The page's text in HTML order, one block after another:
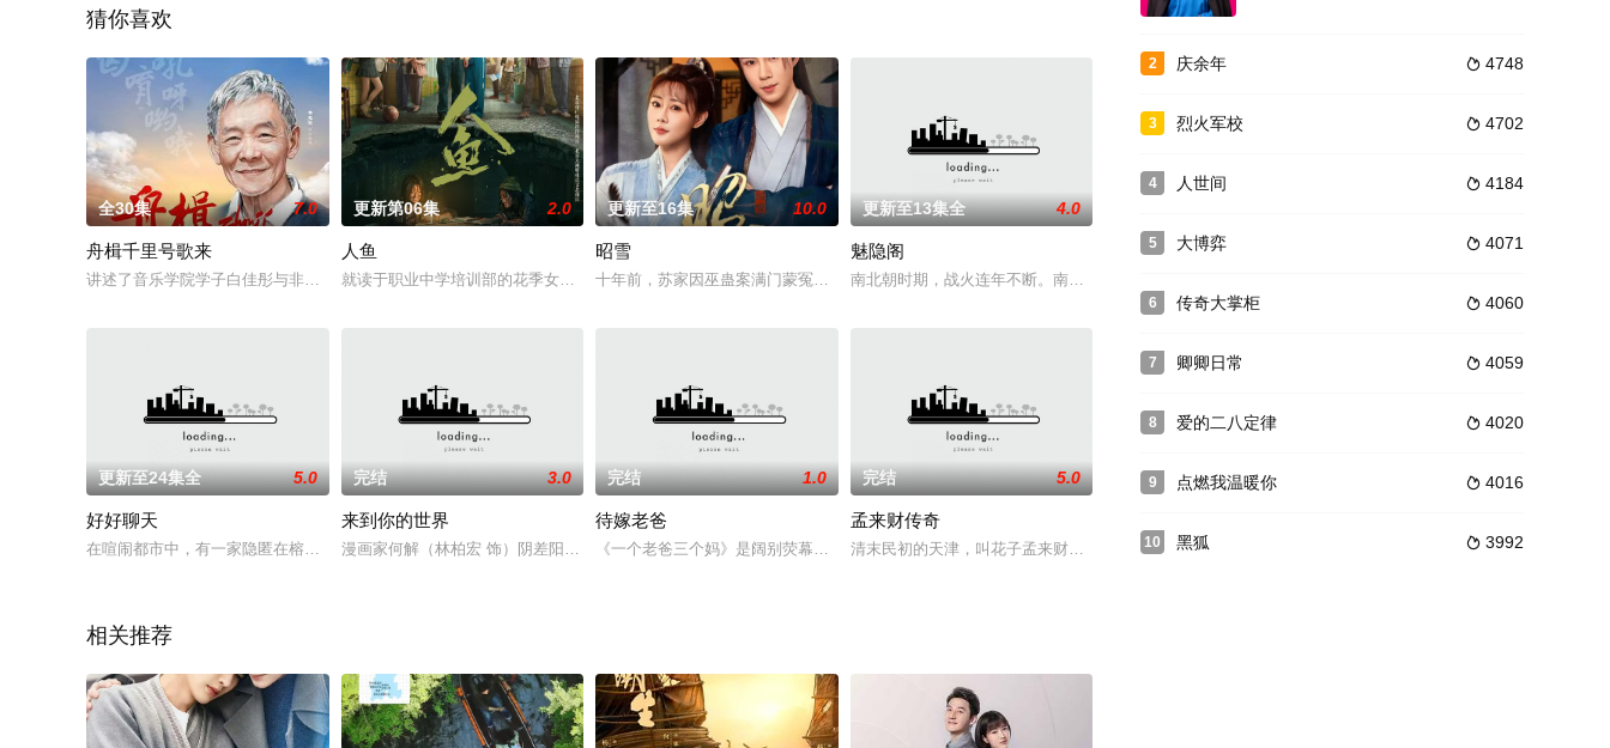
。
猜你喜欢
全30集 7.0
舟楫千里号歌来
讲述了音乐学院学子白佳彤与非遗传承人于本水因“船工号子”结缘的青春励志故事，展现了两代人携手传承非遗的温情与坚守，传递出运河文
更新第06集 2.0
人鱼
就读于职业中学培训部的花季女生苏琳（黄杨钿甜 饰），虽自小被父母忽视，在艰苦环境中长大，但她始终刻苦学习，憧憬未来。为此，苏琳
更新至16集 10.0
昭雪
十年前，苏家因巫蛊案满门蒙冤，长女苏昭雪侥幸逃生。为寻找失散的妹妹并查清真相，她女扮男装，闯入京城。因缘际会下，她与被卷入案中
更新至13集全 4.0
魅隐阁
南北朝时期，战火连年不断。南宋组织魅隐阁，隐于江湖，伺机而动，魅隐阁阁主隐娘意外得知望月城主暮云
更新至24集全 5.0
好好聊天
在喧闹都市中，有一家隐匿在榕树及湖边的老糖水店“糖大侠”，店主叫唐嘹天，爱聊天爱吹水，已步入花甲之年，做的一手传统好糖水。因为
完结 3.0
来到你的世界
漫画家何解（林柏宏 饰）阴差阳错穿越到了自己笔下的漫画《水晶之恋》中，被漫画世界的NPC告知必须拯救自己笔下万年恶毒女配后才可
完结 1.0
待嫁老爸
《一个老爸三个妈》是阔别荧幕已久的王志文继《大丈夫》成功回归之后的又一部都市时尚情感作品，这次的他不仅是带着女儿“再婚”，而且
完结 5.0
孟来财传奇
清末民初的天津，叫花子孟来财为生计被迫卖掉小女儿小雪，偶遇落魄的德国军火商人韩奈根，他成功地帮助
相关推荐
2  4748
庆余年
3  4702
烈火军校
4  4184
人世间
5  4071
大博弈
6  4060
传奇大掌柜
7  4059
卿卿日常
8  4020
爱的二八定律
9  4016
点燃我温暖你
10  3992
黑狐